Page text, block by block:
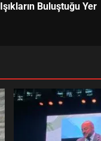
Işıkların Buluştuğu Yer